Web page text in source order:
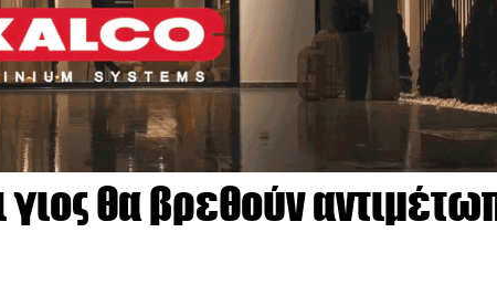
θα βρεθούν